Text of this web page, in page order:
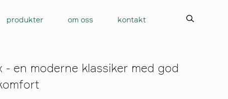
produkter om oss kontakt
- en moderne klassiker med god